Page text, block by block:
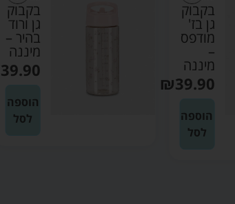
בקבוק
גן בז'
מודפס
–
מיננה
₪39.90
הוספה
לסל
בקבוק
גן ורוד
בהיר –
מיננה
39.90
הוספה
לסל